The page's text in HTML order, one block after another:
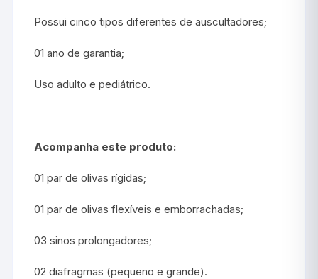
Possui cinco tipos diferentes de auscultadores;
01 ano de garantia;
Uso adulto e pediátrico.
Acompanha este produto:
01 par de olivas rígidas;
01 par de olivas flexíveis e emborrachadas;
03 sinos prolongadores;
02 diafragmas (pequeno e grande).